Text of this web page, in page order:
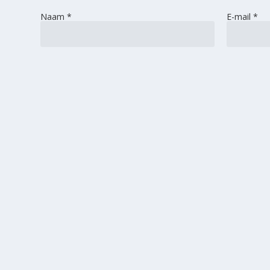
Naam* E-mail *